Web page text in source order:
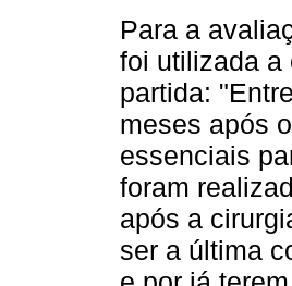
Para a
foi utilizada a
partida:
meses após
essenciais
foram
após a
ser a última